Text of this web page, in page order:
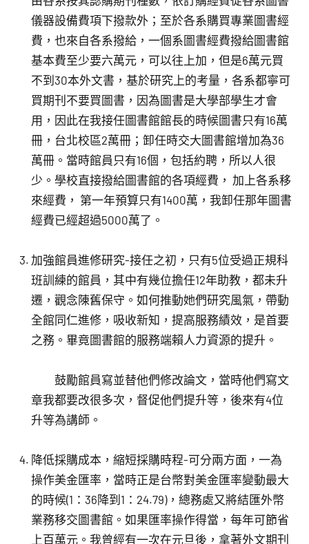
儀器設備費項下撥款外；至於各系購買專業圖書經
費，也來自各系撥給，一個系圖書經費撥給圖書館
基本費至少要六萬元，可以往上加，但是6萬元買
不到30本外文書，基於研究上的考量，各系都寧可
買期刊不要買圖書，因為圖書是大學部學生才會
用，因此在我接任圖書館館長的時候圖書只有16萬
冊，台北校區2萬冊；卸任時交大圖書館增加為36
萬冊。當時館員只有16個，包括約聘，所以人很
少。學校直接撥給圖書館的各項經費， 加上各系移
來經費， 第一年預算只有1400萬，我卸任那年圖書
經費已經超過5000萬了。
加強館員進修研究-接任之初，只有5位受過正規科
班訓練的館員，其中有幾位擔任12年助教，都未升
遷，觀念陳舊保守。如何推動她們研究風氣，帶動
全館同仁進修，吸收新知，提高服務績效，是首要
之務。畢竟圖書館的服務端賴人力資源的提升。
鼓勵館員寫並替他們修改論文，當時他們寫文
章我都要改很多次，督促他們提升等，後來有4位
升等為講師。
降低採購成本，縮短採購時程-可分兩方面，一為
操作美金匯率，當時正是台幣對美金匯率變動最大
的時候(1：36降到1：24.79)，總務處又將結匯外幣
業務移交圖書館。如果匯率操作得當，每年可節省
上百萬元。我曾經有一次在元旦後，拿著外文期刊